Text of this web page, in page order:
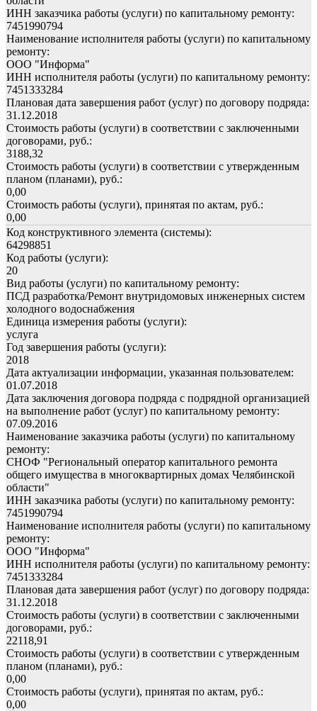
ИНН заказчика работы (услуги) по капитальному ремонту:
7451990794
Наименование исполнителя работы (услуги) по капитальному
ремонту:
ООО "Информа"
ИНН исполнителя работы (услуги) по капитальному ремонту:
7451333284
Плановая дата завершения работ (услуг) по договору подряда:
31.12.2018
Стоимость работы (услуги) в соответствии с заключенными
договорами, руб.:
3188,32
Стоимость работы (услуги) в соответствии с утвержденным
планом (планами), руб.:
0,00
Стоимость работы (услуги), принятая по актам, руб.:
0,00
Код конструктивного элемента (системы):
64298851
Код работы (услуги):
20
Вид работы (услуги) по капитальному ремонту:
ПСД разработка/Ремонт внутридомовых инженерных систем
холодного водоснабжения
Единица измерения работы (услуги):
услуга
Год завершения работы (услуги):
2018
Дата актуализации информации, указанная пользователем:
01.07.2018
Дата заключения договора подряда с подрядной организацией
на выполнение работ (услуг) по капитальному ремонту:
07.09.2016
Наименование заказчика работы (услуги) по капитальному
ремонту:
СНОФ "Региональный оператор капитального ремонта
общего имущества в многоквартирных домах Челябинской
области"
ИНН заказчика работы (услуги) по капитальному ремонту:
7451990794
Наименование исполнителя работы (услуги) по капитальному
ремонту:
ООО "Информа"
ИНН исполнителя работы (услуги) по капитальному ремонту:
7451333284
Плановая дата завершения работ (услуг) по договору подряда:
31.12.2018
Стоимость работы (услуги) в соответствии с заключенными
договорами, руб.:
22118,91
Стоимость работы (услуги) в соответствии с утвержденным
планом (планами), руб.:
0,00
Стоимость работы (услуги), принятая по актам, руб.:
0,00